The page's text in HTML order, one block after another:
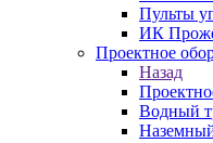
Пульты
ИК
Проектное
Назад
Водный